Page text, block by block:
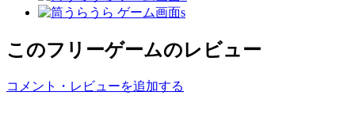
このフリーゲームのレビュー
コメント・レビューを追加する